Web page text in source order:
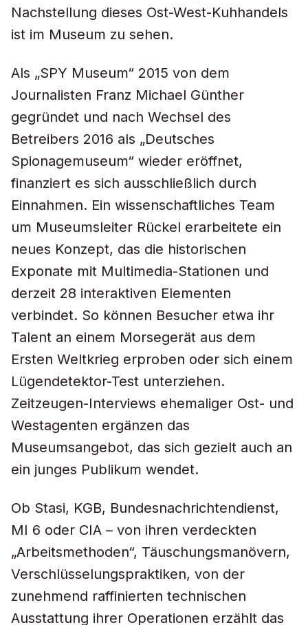
Nachstellung dieses Ost-West-Kuhhandels
ist im Museum zu sehen.
Als „SPY Museum“ 2015 von dem
Journalisten Franz Michael Günther
gegründet und nach Wechsel des
Betreibers 2016 als „Deutsches
Spionagemuseum“ wieder eröffnet,
finanziert es sich ausschließlich durch
Einnahmen. Ein wissenschaftliches Team
um Museumsleiter Rückel erarbeitete ein
neues Konzept, das die historischen
Exponate mit Multimedia-Stationen und
derzeit 28 interaktiven Elementen
verbindet. So können Besucher etwa ihr
Talent an einem Morsegerät aus dem
Ersten Weltkrieg erproben oder sich einem
Lügendetektor-Test unterziehen.
Zeitzeugen-Interviews ehemaliger Ost- und
Westagenten ergänzen das
Museumsangebot, das sich gezielt auch an
ein junges Publikum wendet.
Ob Stasi, KGB, Bundesnachrichtendienst,
MI 6 oder CIA – von ihren verdeckten
„Arbeitsmethoden“, Täuschungsmanövern,
Verschlüsselungspraktiken, von der
zunehmend raffinierten technischen
Ausstattung ihrer Operationen erzählt das